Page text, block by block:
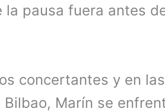
la pausa fuera antes
concertantes y en
Bilbao, Marín se